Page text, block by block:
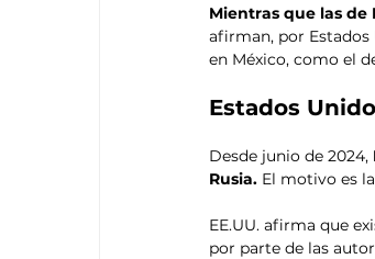
Mientras que las de
afirman, por Estados
en México, como el
Estados
Desde junio de 2024,
Rusia. El motivo es
EE.UU. afirma que
por parte de las